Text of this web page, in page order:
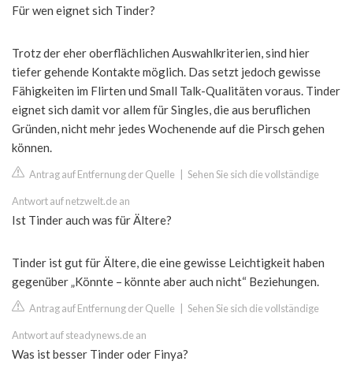
Für wen eignet sich Tinder?
Trotz der eher oberflächlichen Auswahlkriterien, sind hier
tiefer gehende Kontakte möglich. Das setzt jedoch gewisse
Fähigkeiten im Flirten und Small Talk-Qualitäten voraus. Tinder
eignet sich damit vor allem für Singles, die aus beruflichen
Gründen, nicht mehr jedes Wochenende auf die Pirsch gehen
können.
Antrag auf Entfernung der Quelle Sehen Sie sich die vollständige
Antwort auf netzwelt.de an
Ist Tinder auch was für Ältere?
Tinder ist gut für Ältere, die eine gewisse Leichtigkeit haben
gegenüber „Könnte – könnte aber auch nicht“ Beziehungen.
Antrag auf Entfernung der Quelle Sehen Sie sich die vollständige
Antwort auf steadynews.de an
Was ist besser Tinder oder Finya?